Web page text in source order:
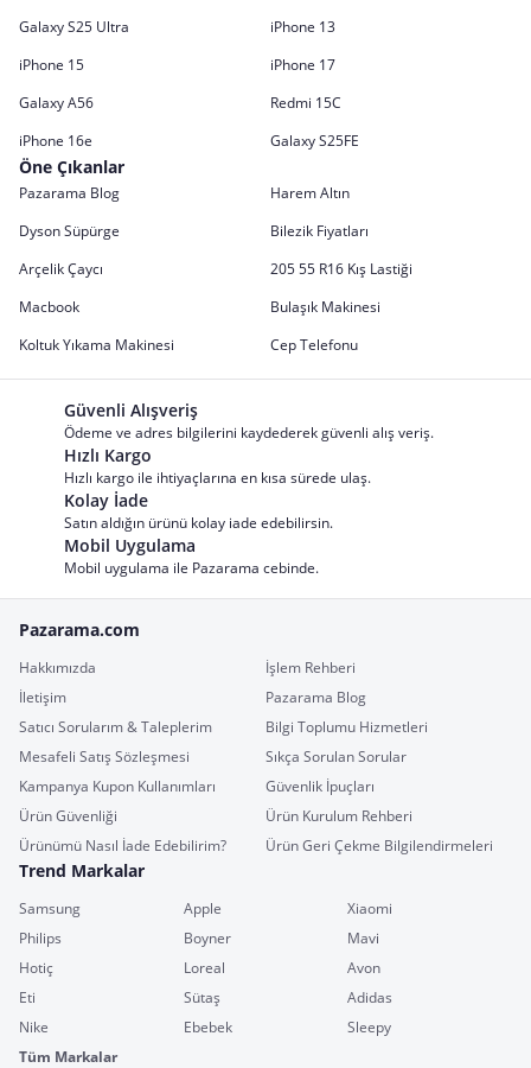
Galaxy S25 Ultra
iPhone 13
iPhone 15
iPhone 17
Galaxy A56
Redmi 15C
iPhone 16e
Galaxy S25FE
Öne Çıkanlar
Pazarama Blog
Harem Altın
Dyson Süpürge
Bilezik Fiyatları
Arçelik Çaycı
205 55 R16 Kış Lastiği
Macbook
Bulaşık Makinesi
Koltuk Yıkama Makinesi
Cep Telefonu
Güvenli Alışveriş
Ödeme ve adres bilgilerini kaydederek güvenli alış veriş.
Hızlı Kargo
Hızlı kargo ile ihtiyaçlarına en kısa sürede ulaş.
Kolay İade
Satın aldığın ürünü kolay iade edebilirsin.
Mobil Uygulama
Mobil uygulama ile Pazarama cebinde.
Pazarama.com
Hakkımızda
İşlem Rehberi
İletişim
Pazarama Blog
Satıcı Sorularım & Taleplerim
Bilgi Toplumu Hizmetleri
Mesafeli Satış Sözleşmesi
Sıkça Sorulan Sorular
Kampanya Kupon Kullanımları
Güvenlik İpuçları
Ürün Güvenliği
Ürün Kurulum Rehberi
Ürünümü Nasıl İade Edebilirim?
Ürün Geri Çekme Bilgilendirmeleri
Trend Markalar
Samsung Apple
Xiaomi
Philips
Boyner
Mavi
Hotiç
Loreal
Avon
Eti
Sütaş
Adidas
Nike
Ebebek
Sleepy
Tüm Markalar